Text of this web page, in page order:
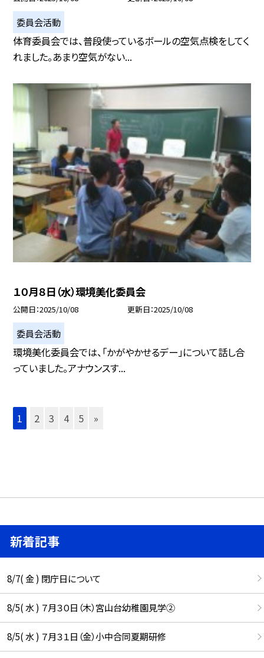
委員会活動
体育委員会では、普段使っているボールの空気点検をしてく
れました。あまり空気がない...
１０月８日（水）環境美化委員会
公開日 2025/10/08 更新日 2025/10/08
委員会活動
環境美化委員会では、「かがやかせるデー」について話し合
っていました。アナウンスす...
1 2 3 4 5 »
新着記事
8/7( 金 ) 閉庁日について
8/5( 水 ) ７月３０日（木）宮山台幼稚園見学②
8/5( 水 ) ７月３１日（金）小中合同夏期研修